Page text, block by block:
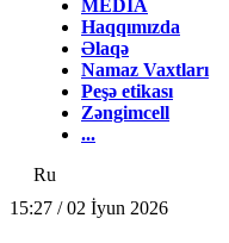
MEDİA
Haqqımızda
Əlaqə
Namaz Vaxtları
Peşə etikası
Zəngimcell
...
Ru
15:27 / 02 İyun 2026